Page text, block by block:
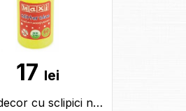
17 lei
Lipici decor cu sclipici neon Maxi tub 60ml.galben MX61764